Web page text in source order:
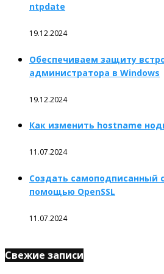
ntpdate
19.12.2024
Обеспечиваем защиту
администратора в Windows
19.12.2024
Как изменить hostname
11.07.2024
Создать самоподписанный
помощью OpenSSL
11.07.2024
Свежие записи